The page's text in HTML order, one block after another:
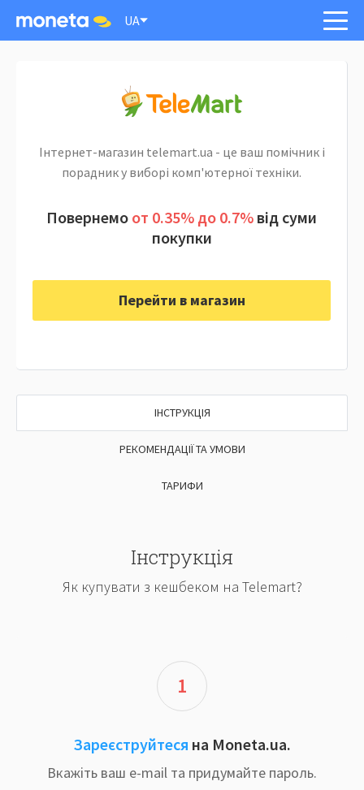
UA
Інтернет-магазин telemart.ua - це ваш помічник і
порадник у виборі комп'ютерної техніки.
Повернемо от 0.35% до 0.7% від суми
покупки
ІНСТРУКЦІЯ
РЕКОМЕНДАЦІЇ ТА УМОВИ
ТАРИФИ
Інструкція
Як купувати з кешбеком на Telemart?
1
Зареєструйтеся на Moneta.ua.
Вкажіть ваш e-mail та придумайте пароль.